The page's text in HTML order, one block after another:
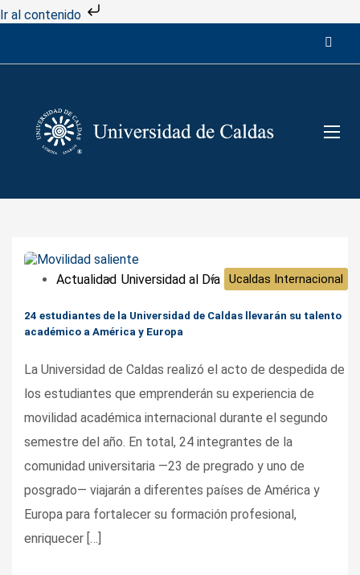
Ir al contenido
Actualidad Universidad al Día Ucaldas Internacional
24 estudiantes de la Universidad de Caldas llevarán su talento
académico a América y Europa
La Universidad de Caldas realizó el acto de despedida de
los estudiantes que emprenderán su experiencia de
movilidad académica internacional durante el segundo
semestre del año. En total, 24 integrantes de la
comunidad universitaria —23 de pregrado y uno de
posgrado— viajarán a diferentes países de América y
Europa para fortalecer su formación profesional,
enriquecer […]